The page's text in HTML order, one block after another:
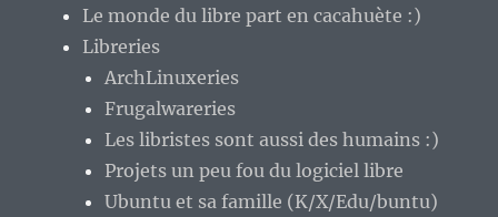
Le monde du libre part en cacahuète :)
Libreries
ArchLinuxeries
Frugalwareries
Les libristes sont aussi des humains :)
Projets un peu fou du logiciel libre
Ubuntu et sa famille (K/X/Edu/buntu)